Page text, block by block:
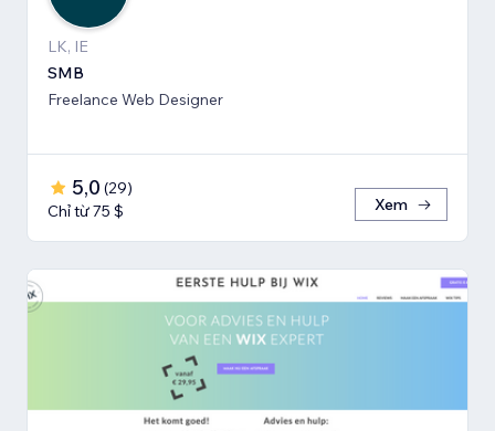
LK, IE
SMB
Freelance Web Designer
5,0 (29)
Chỉ từ 75 $
Xem